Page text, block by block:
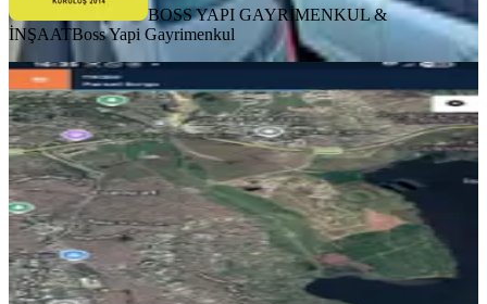
BOSS YAPI GAYRİMENKUL &
İNŞAATBoss Yapi Gayrimenkul
TAKASLI
Avcılar Firüzköy'de Satılık 220 M²
Arsa
Avcılar, Yeşilkent Mahallesi
220 m²·22.727/m²· 07.05.2026
5.000.000 ₺
Babacan GayrimenkulSEYYAT TİGİS